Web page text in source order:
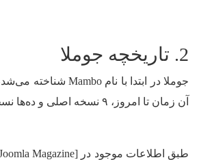
2. تاریخچه جوملا
آن زمان تا امروز، ۹ نسخه اصلی و ده‌ها نسخه فرعی و اصلاحی ارائه گردیده است.